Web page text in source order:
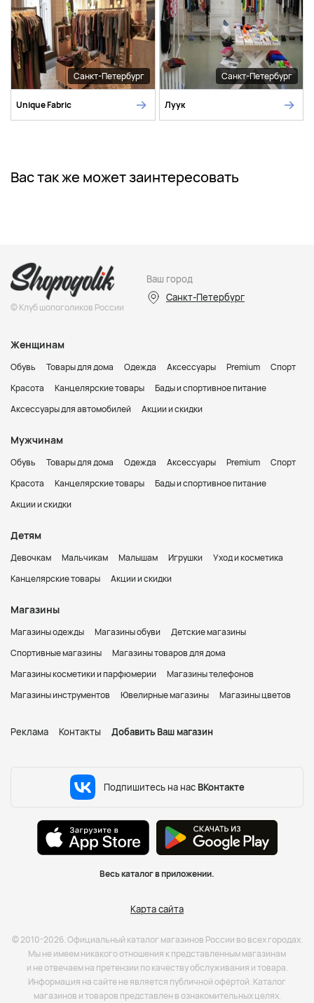
Санкт-Петербург
Unique Fabric
Санкт-Петербург
Луук
Вас так же может заинтересовать
© Клуб шопоголиков России
Ваш город
Санкт-Петербург
Женщинам
Обувь Товары для дома Одежда Аксессуары Premium
Спорт
Красота
Канцелярские товары
Бады и спортивное питание
Аксессуары для автомобилей
Акции и скидки
Мужчинам
Обувь Товары для дома Одежда Аксессуары Premium
Спорт
Красота
Канцелярские товары
Бады и спортивное питание
Акции и скидки
Детям
Девочкам Мальчикам Малышам Игрушки
Уход и косметика
Канцелярские товары
Акции и скидки
Магазины
Магазины одежды Магазины обуви
Детские магазины
Спортивные магазины
Магазины товаров для дома
Магазины косметики и парфюмерии
Магазины телефонов
Магазины инструментов
Ювелирные магазины Магазины цветов
Реклама Контакты Добавить Ваш магазин
Подпишитесь на нас ВКонтакте
Весь каталог в приложении.
Карта сайта
© 2010-2026. Официальный каталог магазинов России во всех городах.
Мы не имеем никакого отношения к представленным магазинам
и не отвечаем на претензии по качеству обслуживания и товара.
Информация на сайте не является публичной офёртой. Каталог
магазинов и товаров представлен в ознакомительных целях.